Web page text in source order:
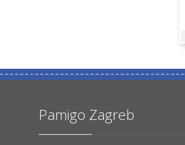
Pamigo Zagreb